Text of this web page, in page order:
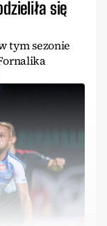
się
tym sezonie